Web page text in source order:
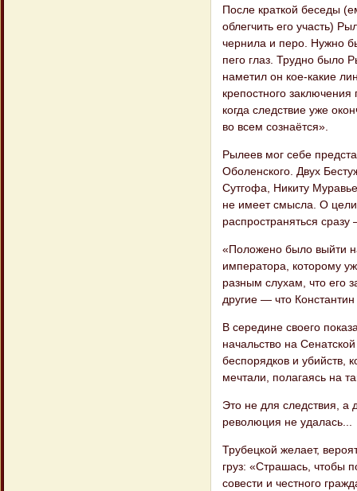
После краткой беседы
облегчить его участь)
чернила и перо. Нужно
пего глаз. Трудно было
наметил он кое-какие
крепостного
когда следствие уже
во всем сознаётся».
Рылеев мог себе
Оболенского. Двух
Сутгофа, Никиту
не имеет смысла. О
распространяться
«Положено было выйти
императора, которому
разным слухам, что его
другие — что
В середине своего
начальство на
беспорядков и убийств,
мечтали, полагаясь на
Это не для следствия, а
революция не удалась...
Трубецкой желает,
груз: «Страшась, чтобы
совести и честного